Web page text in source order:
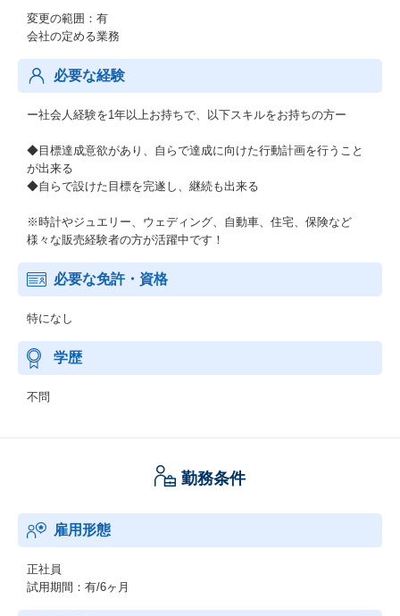
変更の範囲：有
会社の定める業務
必要な経験
ー社会人経験を1年以上お持ちで、以下スキルをお持ちの方ー
◆目標達成意欲があり、自らで達成に向けた行動計画を行うこと
が出来る
◆自らで設けた目標を完遂し、継続も出来る
※時計やジュエリー、ウェディング、自動車、住宅、保険など
様々な販売経験者の方が活躍中です！
必要な免許・資格
特になし
学歴
不問
勤務条件
雇用形態
正社員
試用期間：有/6ヶ月